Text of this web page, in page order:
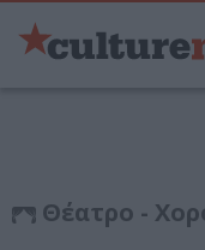
Θέατρο -